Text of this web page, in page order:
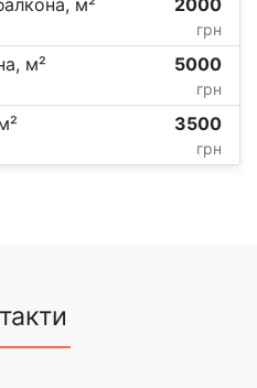
грн
м² 5000
грн
3500
грн